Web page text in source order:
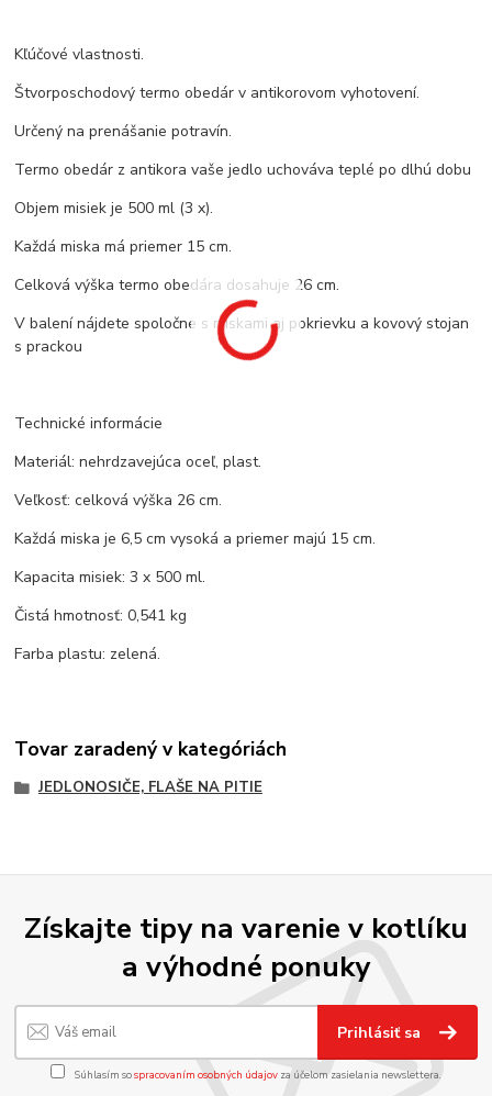
Kľúčové vlastnosti.
Štvorposchodový termo obedár v antikorovom vyhotovení.
Určený na prenášanie potravín.
Termo obedár z antikora vaše jedlo uchováva teplé po dlhú dobu
Objem misiek je 500 ml (3 x).
Každá miska má priemer 15 cm.
Celková výška termo obedára dosahuje 26 cm.
V balení nájdete spoločne s miskami aj pokrievku a kovový stojan
s prackou
Technické informácie
Materiál: nehrdzavejúca oceľ, plast.
Veľkosť: celková výška 26 cm.
Každá miska je 6,5 cm vysoká a priemer majú 15 cm.
Kapacita misiek: 3 x 500 ml.
Čistá hmotnosť: 0,541 kg
Farba plastu: zelená.
Tovar zaradený v kategóriách
JEDLONOSIČE, FLAŠE NA PITIE
Získajte tipy na varenie v kotlíku
a výhodné ponuky
Prihlásiť sa
Súhlasím sospracovaním osobných údajov za účelom zasielania newslettera.